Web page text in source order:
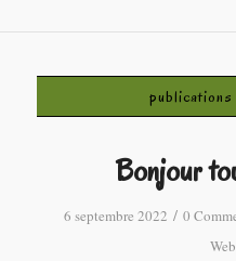
publications
Bonjour
6 septembre 2022 / 0